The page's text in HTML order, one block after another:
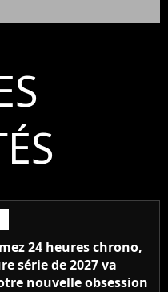
24 heures chrono,
série de 2027 va
nouvelle obsession